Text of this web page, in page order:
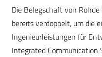
Die Belegschaft von
bereits verdoppelt, um die
Ingenieurleistungen für
Integrated Communication